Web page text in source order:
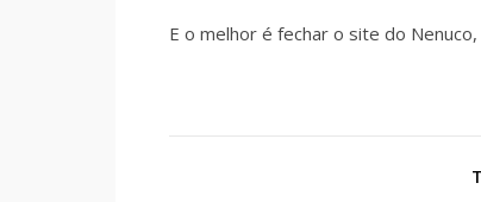
E o melhor é fechar o site do